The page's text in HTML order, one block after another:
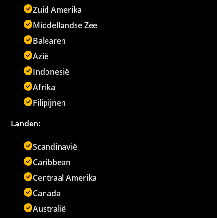
Zuid Amerika
Middellandse Zee
Balearen
Azië
Indonesië
Afrika
Filipijnen
Landen:
Scandinavië
Caribbean
Centraal Amerika
Canada
Australië